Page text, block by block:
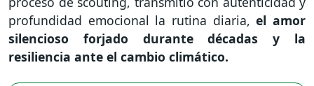
profundidad emocional la rutina diaria,el amor
silencioso forjado durante décadas y la
resiliencia ante el cambio climático.